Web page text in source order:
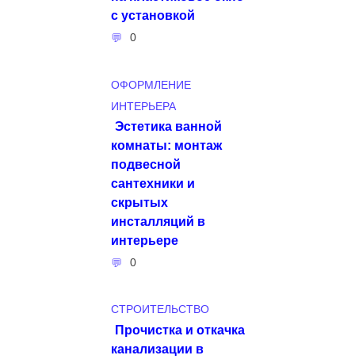
с установкой
0
ОФОРМЛЕНИЕ
ИНТЕРЬЕРА
Эстетика ванной
комнаты: монтаж
подвесной
сантехники и
скрытых
инсталляций в
интерьере
0
СТРОИТЕЛЬСТВО
Прочистка и откачка
канализации в